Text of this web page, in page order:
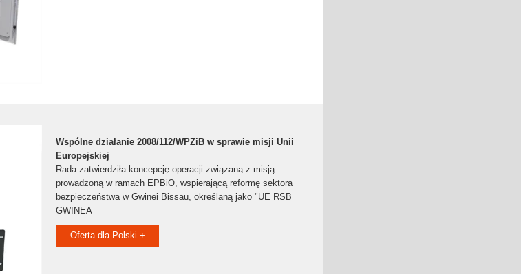
Wspólne działanie 2008/112/WPZiB w sprawie misji Unii
Europejskiej
Rada zatwierdziła koncepcję operacji związaną z misją
prowadzoną w ramach EPBiO, wspierającą reformę sektora
bezpieczeństwa w Gwinei Bissau, określaną jako "UE RSB
GWINEA
Oferta dla Polski +